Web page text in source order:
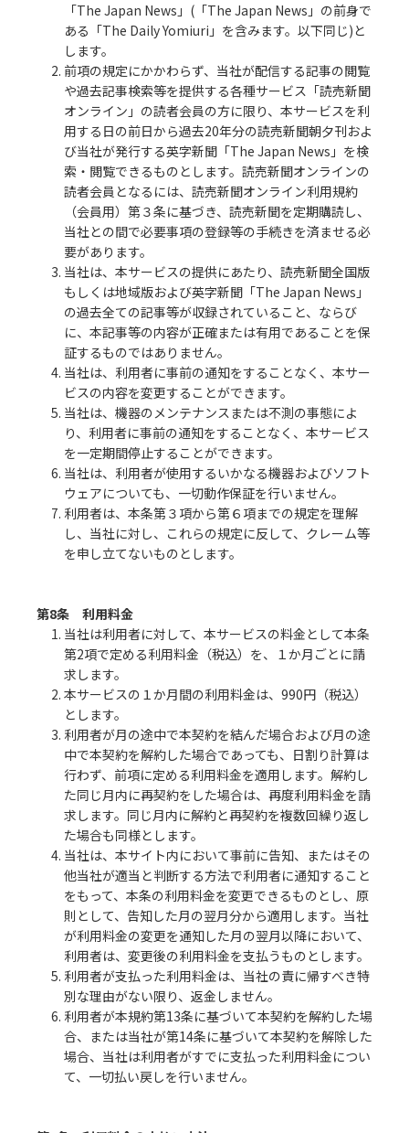
「The Japan News」(「The Japan News」の前身で
ある「The Daily Yomiuri」を含みます。以下同じ)と
します。
2. 前項の規定にかかわらず、当社が配信する記事の閲覧
や過去記事検索等を提供する各種サービス「読売新聞
オンライン」の読者会員の方に限り、本サービスを利
用する日の前日から過去20年分の読売新聞朝夕刊およ
び当社が発行する英字新聞「The Japan News」を検
索・閲覧できるものとします。読売新聞オンラインの
読者会員となるには、読売新聞オンライン利用規約
（会員用）第３条に基づき、読売新聞を定期購読し、
当社との間で必要事項の登録等の手続きを済ませる必
要があります。
3. 当社は、本サービスの提供にあたり、読売新聞全国版
もしくは地域版および英字新聞「The Japan News」
の過去全ての記事等が収録されていること、ならび
に、本記事等の内容が正確または有用であることを保
証するものではありません。
4. 当社は、利用者に事前の通知をすることなく、本サー
ビスの内容を変更することができます。
5. 当社は、機器のメンテナンスまたは不測の事態によ
り、利用者に事前の通知をすることなく、本サービス
を一定期間停止することができます。
6. 当社は、利用者が使用するいかなる機器およびソフト
ウェアについても、一切動作保証を行いません。
7. 利用者は、本条第３項から第６項までの規定を理解
し、当社に対し、これらの規定に反して、クレーム等
を申し立てないものとします。
第8条 利用料金
1. 当社は利用者に対して、本サービスの料金として本条
第2項で定める利用料金（税込）を、１か月ごとに請
求します。
2. 本サービスの１か月間の利用料金は、990円（税込）
とします。
3. 利用者が月の途中で本契約を結んだ場合および月の途
中で本契約を解約した場合であっても、日割り計算は
行わず、前項に定める利用料金を適用します。解約し
た同じ月内に再契約をした場合は、再度利用料金を請
求します。同じ月内に解約と再契約を複数回繰り返し
た場合も同様とします。
4. 当社は、本サイト内において事前に告知、またはその
他当社が適当と判断する方法で利用者に通知すること
をもって、本条の利用料金を変更できるものとし、原
則として、告知した月の翌月分から適用します。当社
が利用料金の変更を通知した月の翌月以降において、
利用者は、変更後の利用料金を支払うものとします。
5. 利用者が支払った利用料金は、当社の責に帰すべき特
別な理由がない限り、返金しません。
6. 利用者が本規約第13条に基づいて本契約を解約した場
合、または当社が第14条に基づいて本契約を解除した
場合、当社は利用者がすでに支払った利用料金につい
て、一切払い戻しを行いません。